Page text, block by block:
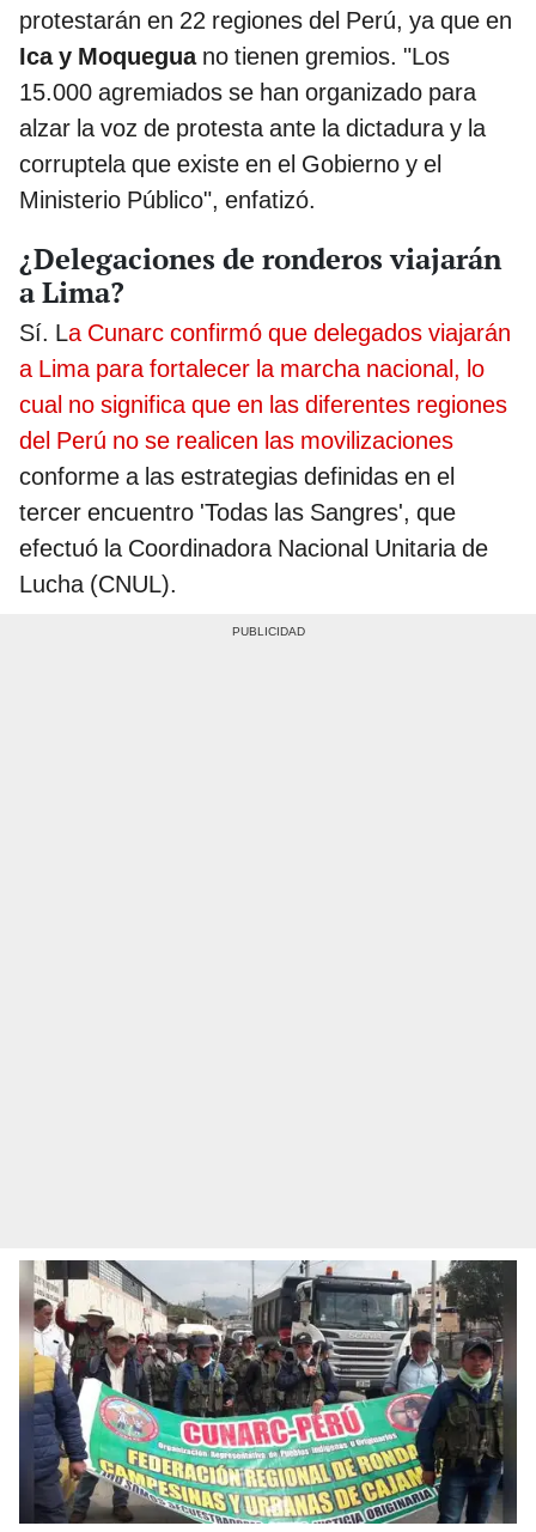
protestarán en 22 regiones del Perú, ya que en
Ica y Moqueguano tienen gremios. "Los
15.000 agremiados se han organizado para
alzar la voz de protesta ante la dictadura y la
corruptela que existe en el Gobierno y el
Ministerio Público", enfatizó.
¿Delegaciones de ronderos viajarán
a Lima?
Sí. La Cunarc confirmó que delegados viajarán
a Lima para fortalecer la marcha nacional, lo
cual no significa que en las diferentes regiones
del Perú no se realicen las movilizaciones
conforme a las estrategias definidas en el
tercer encuentro 'Todas las Sangres', que
efectuó la Coordinadora Nacional Unitaria de
Lucha (CNUL).